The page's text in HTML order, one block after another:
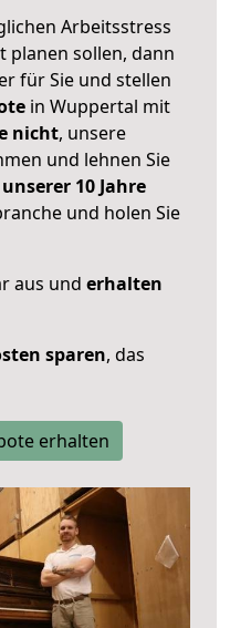
Arbeitsstress
planen sollen, dann
für Sie und stellen
in Wuppertal mit
nicht, unsere
und lehnen Sie
10 Jahre
und holen Sie
aus und erhalten
sparen, das
erhalten